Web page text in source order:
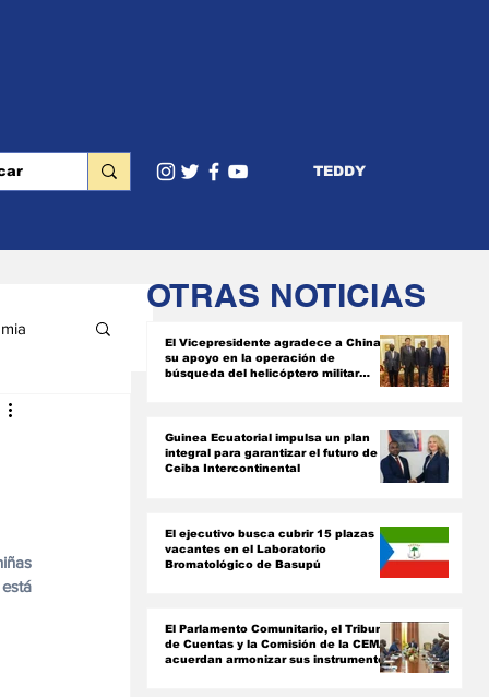
TEDDY
OTRAS NOTICIAS
El Vicepresidente agradece a China
su apoyo en la operación de
búsqueda del helicóptero militar
Guinea Ecuatorial impulsa un plan
integral para garantizar el futuro de
Ceiba Intercontinental
El ejecutivo busca cubrir 15 plazas
vacantes en el Laboratorio
Bromatológico de Basupú
El Parlamento Comunitario, el Tribunal
de Cuentas y la Comisión de la CEMAC
acuerdan armonizar sus instrumentos